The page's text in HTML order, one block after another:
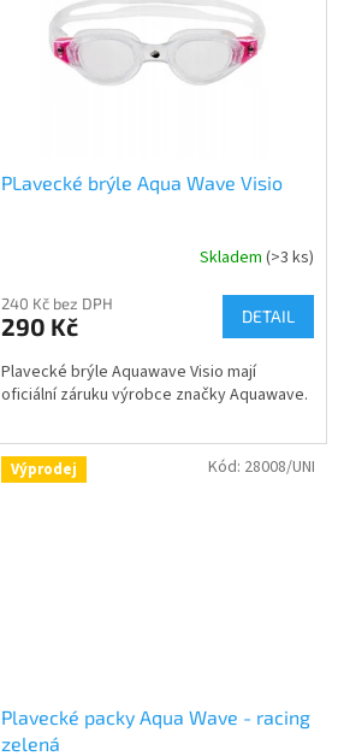
PLavecké brýle Aqua Wave Visio
Skladem (>3 ks)
240 Kč bez DPH
290 Kč DETAIL
Plavecké brýle Aquawave Visio mají
oficiální záruku výrobce značky Aquawave.
Výprodej
Plavecké packy Aqua Wave - racing
zelená
Kód: 28008/UNI